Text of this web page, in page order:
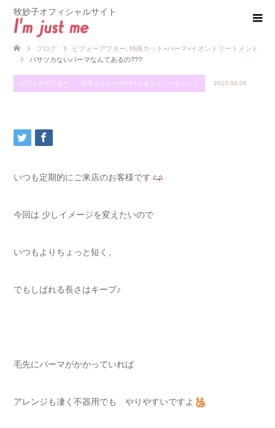
牧妙子オフィシャルサイト
ブログ ビフォーアフター 特殊カット+パーマ+イオントリートメント
パサツカないパーマなんてあるの???
ビフォーアフター 特殊カット+パーマ+イオントリートメント 2016.04.06
いつも定期的にご来店のお客様です
今回は 少しイメージを変えたいので
いつもよりちょっと短く。
でもしばれる長さはキープ♪
毛先にパーマがかかっていれば
アレンジも凄く不器用でも やりやすいですよ